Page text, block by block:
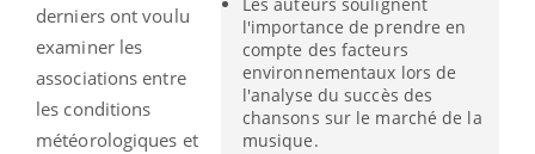
l'importance de prendre en
compte des facteurs
environnementaux lors de
l'analyse du succès des
chansons sur le marché de la
musique.
derniers ont voulu
examiner les
associations entre
les conditions
météorologiques et